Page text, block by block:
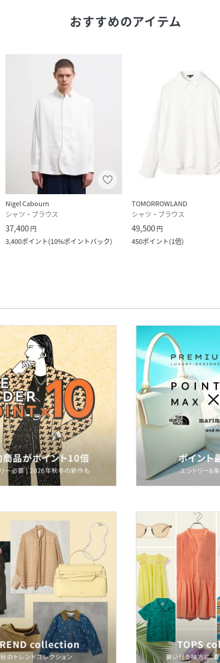
おすすめのアイテム
Nigel Cabourn
シャツ・ブラウス
37,400円
3,400ポイント(10%ポイントバック)
TOMORROWLAND
シャツ・ブラウス
49,500円
450ポイント(1倍)